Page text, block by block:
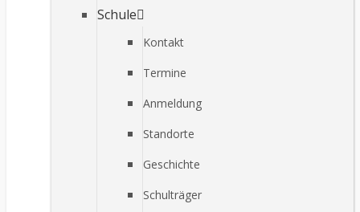
Schule
Kontakt
Termine
Anmeldung
Standorte
Geschichte
Schulträger